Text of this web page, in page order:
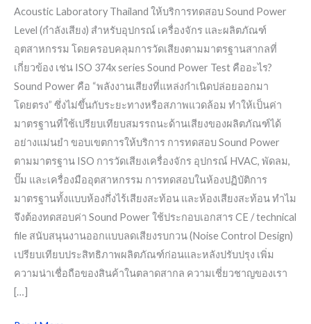
Acoustic Laboratory Thailand ให้บริการทดสอบ Sound Power
Level (กำลังเสียง) สำหรับอุปกรณ์ เครื่องจักร และผลิตภัณฑ์
อุตสาหกรรม โดยครอบคลุมการวัดเสียงตามมาตรฐานสากลที่
เกี่ยวข้อง เช่น ISO 374x series Sound Power Test คืออะไร?
Sound Power คือ “พลังงานเสียงที่แหล่งกำเนิดปล่อยออกมา
โดยตรง” ซึ่งไม่ขึ้นกับระยะทางหรือสภาพแวดล้อม ทำให้เป็นค่า
มาตรฐานที่ใช้เปรียบเทียบสมรรถนะด้านเสียงของผลิตภัณฑ์ได้
อย่างแม่นยำ ขอบเขตการให้บริการ การทดสอบ Sound Power
ตามมาตรฐาน ISO การวัดเสียงเครื่องจักร อุปกรณ์ HVAC, พัดลม,
ปั๊ม และเครื่องมืออุตสาหกรรม การทดสอบในห้องปฏิบัติการ
มาตรฐานทั้งแบบห้องกึ่งไร้เสียงสะท้อน และห้องเสียงสะท้อน ทำไม
จึงต้องทดสอบค่า Sound Power ใช้ประกอบเอกสาร CE / technical
file สนับสนุนงานออกแบบลดเสียงรบกวน (Noise Control Design)
เปรียบเทียบประสิทธิภาพผลิตภัณฑ์ก่อนและหลังปรับปรุง เพิ่ม
ความน่าเชื่อถือของสินค้าในตลาดสากล ความเชี่ยวชาญของเรา
[…]